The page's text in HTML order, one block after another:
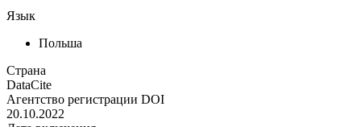
Язык
Польша
Страна
DataCite
Агентство регистрации DOI
20.10.2022